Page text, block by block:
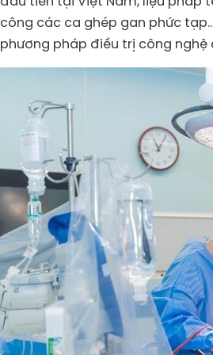
công các ca ghép gan phức
phương pháp điều trị công